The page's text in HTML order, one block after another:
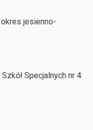
okres jesienno-
Szkół Specjalnych nr 4